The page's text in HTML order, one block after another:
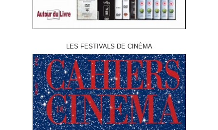
LES FESTIVALS DE CINÉMA